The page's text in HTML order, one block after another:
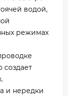
водой,
режимах
создает
и нередки